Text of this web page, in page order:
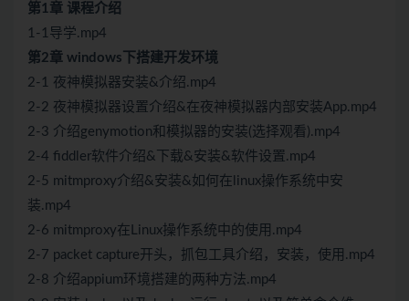
第1章 课程介绍
1-1导学.mp4
第2章 windows下搭建开发环境
2-1 夜神模拟器安装&介绍.mp4
2-2 夜神模拟器设置介绍&在夜神模拟器内部安装App.mp4
2-3 介绍genymotion和模拟器的安装(选择观看).mp4
2-4 fiddler软件介绍&下载&安装&软件设置.mp4
2-5 mitmproxy介绍&安装&如何在linux操作系统中安
装.mp4
2-6 mitmproxy在Linux操作系统中的使用.mp4
2-7 packet capture开头，抓包工具介绍，安装，使用.mp4
2-8 介绍appium环境搭建的两种方法.mp4